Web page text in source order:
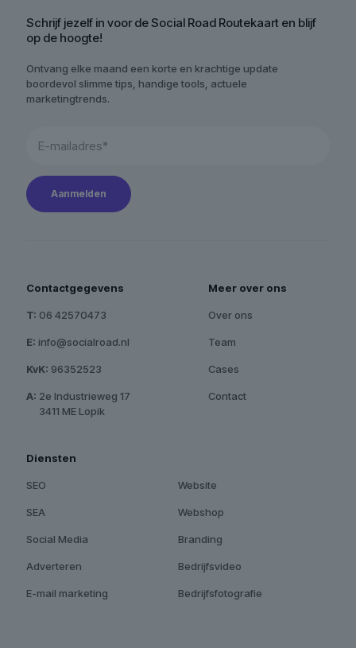
Schrijf jezelf in voor de Social Road Routekaart en blijf
op de hoogte!
Ontvang elke maand een korte en krachtige update
boordevol slimme tips, handige tools, actuele
marketingtrends.
Contactgegevens
T: 06 42570473
E: info@socialroad.nl
KvK: 96352523
A: 2e Industrieweg 17
3411 ME Lopik
Meer over ons
Over ons
Team
Cases
Contact
Diensten
SEO
SEA
Social Media
Adverteren
E-mail marketing
Website
Webshop
Branding
Bedrijfsvideo
Bedrijfsfotografie